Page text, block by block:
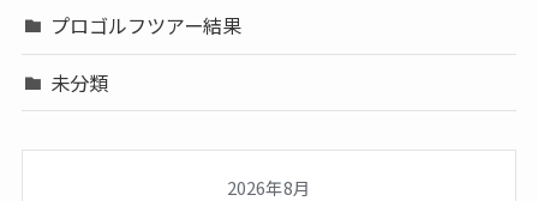
プロゴルフツアー結果
未分類
2026年8月